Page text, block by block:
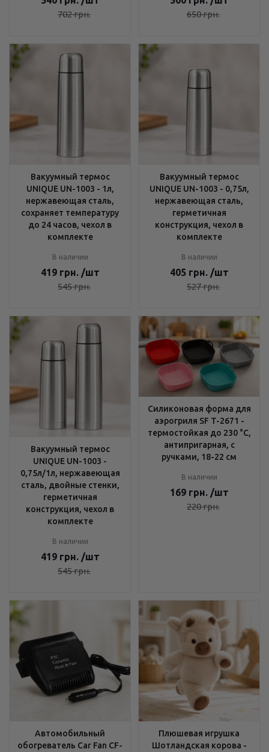
702грн. 650грн.
Вакуумный термос
UNIQUE UN-1003 - 1л,
нержавеющая сталь,
сохраняет температуру
до 24 часов, чехол в
комплекте
В наличии
419 грн. /шт
545грн.
Вакуумный термос
UNIQUE UN-1003 - 0,75л,
нержавеющая сталь,
герметичная
конструкция, чехол в
комплекте
В наличии
405 грн. /шт
527грн.
Вакуумный термос
UNIQUE UN-1003 -
0,75л/1л, нержавеющая
сталь, двойные стенки,
герметичная
конструкция, чехол в
комплекте
В наличии
419 грн. /шт
545грн.
Силиконовая форма для
аэрогриля SF T-2671 -
термостойкая до 230 °C,
антипригарная, с
ручками, 18-22 см
В наличии
169 грн. /шт
220грн.
Автомобильный
обогреватель Car Fan CF-
Плюшевая игрушка
Шотландская корова -